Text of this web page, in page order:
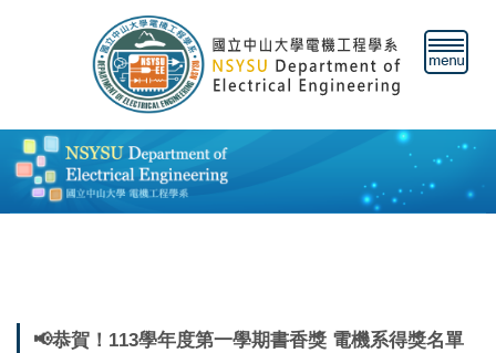
容
區
📢恭賀！113學年度第一學期書香獎 電機系得獎名單